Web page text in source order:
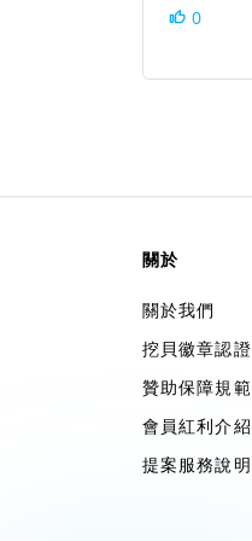
0
關於
關於我們
挖貝徽章認證
贊助保障規範
會員紅利介紹
提案服務說明